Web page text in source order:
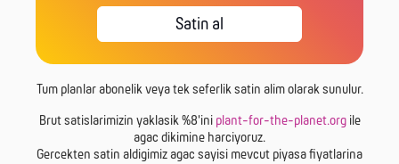
Satin al
Tum planlar abonelik veya tek seferlik satin alim olarak sunulur.
Brut satislarimizin yaklasik %8'ini plant-for-the-planet.orgile
agac dikimine harciyoruz.
Gercekten satin aldigimiz agac sayisi mevcut piyasa fiyatlarina